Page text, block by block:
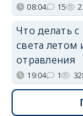
08:04 15
Что делать
света летом
отравления
19:04 1